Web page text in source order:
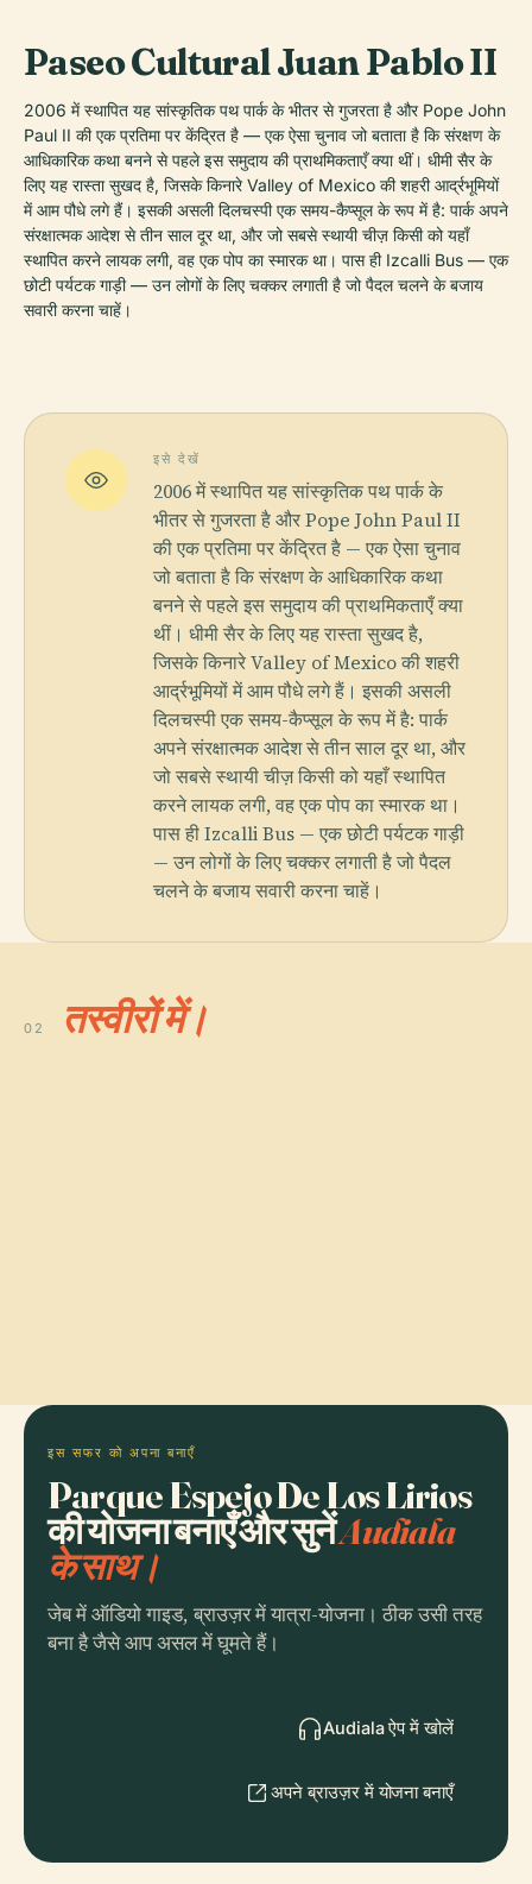
Paseo Cultural Juan Pablo II
2006 में स्थापित यह सांस्कृतिक पथ पार्क के भीतर से गुजरता है और Pope John
Paul II की एक प्रतिमा पर केंद्रित है — एक ऐसा चुनाव जो बताता है कि संरक्षण के
आधिकारिक कथा बनने से पहले इस समुदाय की प्राथमिकताएँ क्या थीं। धीमी सैर के
लिए यह रास्ता सुखद है, जिसके किनारे Valley of Mexico की शहरी आर्द्रभूमियों
में आम पौधे लगे हैं। इसकी असली दिलचस्पी एक समय-कैप्सूल के रूप में है: पार्क अपने
संरक्षात्मक आदेश से तीन साल दूर था, और जो सबसे स्थायी चीज़ किसी को यहाँ
स्थापित करने लायक लगी, वह एक पोप का स्मारक था। पास ही Izcalli Bus — एक
छोटी पर्यटक गाड़ी — उन लोगों के लिए चक्कर लगाती है जो पैदल चलने के बजाय
सवारी करना चाहें।
इसे देखें
2006 में स्थापित यह सांस्कृतिक पथ पार्क के
भीतर से गुजरता है और Pope John Paul II
की एक प्रतिमा पर केंद्रित है — एक ऐसा चुनाव
जो बताता है कि संरक्षण के आधिकारिक कथा
बनने से पहले इस समुदाय की प्राथमिकताएँ क्या
थीं। धीमी सैर के लिए यह रास्ता सुखद है,
जिसके किनारे Valley of Mexico की शहरी
आर्द्रभूमियों में आम पौधे लगे हैं। इसकी असली
दिलचस्पी एक समय-कैप्सूल के रूप में है: पार्क
अपने संरक्षात्मक आदेश से तीन साल दूर था, और
जो सबसे स्थायी चीज़ किसी को यहाँ स्थापित
करने लायक लगी, वह एक पोप का स्मारक था।
पास ही Izcalli Bus — एक छोटी पर्यटक गाड़ी
— उन लोगों के लिए चक्कर लगाती है जो पैदल
चलने के बजाय सवारी करना चाहें।
02 तस्वीरों में।
इस सफर को अपना बनाएँ
Parque Espejo De Los Lirios
की योजना बनाएँ और सुनेंAudiala
के साथ।
जेब में ऑडियो गाइड, ब्राउज़र में यात्रा-योजना। ठीक उसी तरह
बना है जैसे आप असल में घूमते हैं।
Audiala ऐप में खोलें
अपने ब्राउज़र में योजना बनाएँ